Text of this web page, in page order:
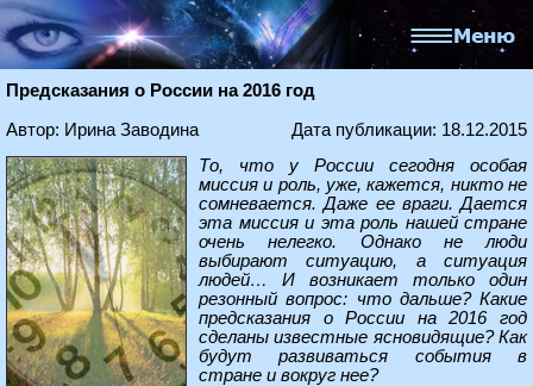
Предсказания о России на 2016 год
Автор: Ирина Заводина
Дата публикации: 18.12.2015
То, что у России сегодня особая
миссия и роль, уже, кажется, никто не
сомневается. Даже ее враги. Дается
эта миссия и эта роль нашей стране
очень нелегко. Однако не люди
выбирают ситуацию, а ситуация
людей… И возникает только один
резонный вопрос: что дальше? Какие
предсказания о России на 2016 год
сделаны известные ясновидящие? Как
будут развиваться события в
стране и вокруг нее?